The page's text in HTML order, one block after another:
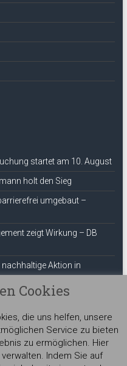
startet am 10. August
holt den Sieg
umgebaut –
zeigt Wirkung – DB
Aktion in
Cookies
die uns helfen, unsere
Service zu bieten
zu ermöglichen. Hier
Indem Sie auf